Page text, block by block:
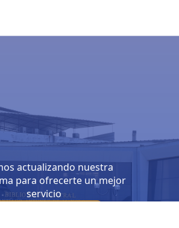
actualizando nuestra
para ofrecerte un mejor
servicio